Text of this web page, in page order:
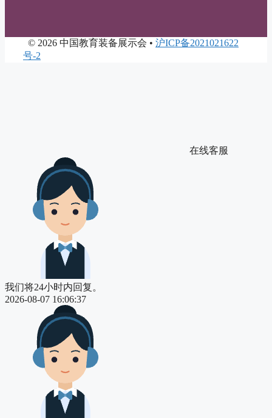
© 2026 中国教育装备展示会 • 沪ICP备2021021622
号-2
在线客服
我们将24小时内回复。
2026-08-07 16:06:37